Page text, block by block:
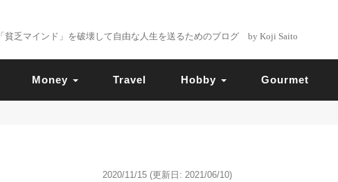
「貧乏マインド」を破壊して自由な人生を送るためのブログ by Koji Saito
Money Travel Hobby Gourmet
2020/11/15 (更新日: 2021/06/10)